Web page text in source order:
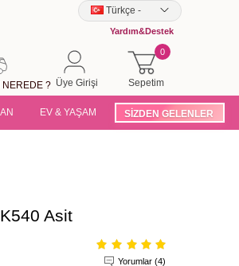
Türkçe -
Yardım&Destek
Sepetim
0
Üye Girişi
NEREDE ?
EV & YAŞAM SİZDEN GELENLER
Asit
Yorumlar (4)